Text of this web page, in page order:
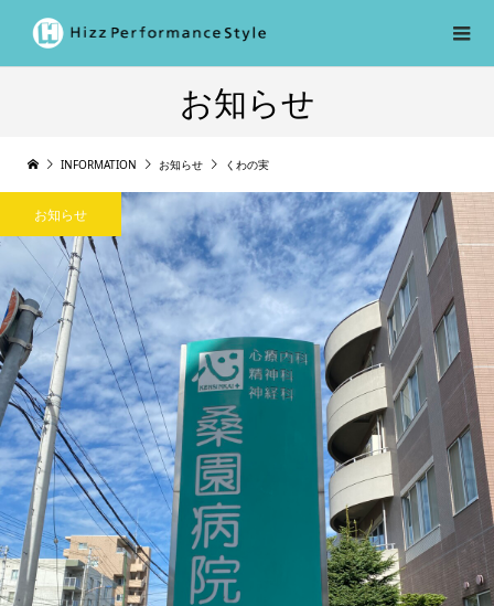
お知らせ
INFORMATION お知らせ くわの実
お知らせ